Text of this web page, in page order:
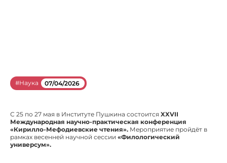
#Наука 07/04/2026
С 25 по 27 мая в Институте Пушкина состоится XXVII
Международная научно-практическая конференция
«Кирилло-Мефодиевские чтения». Мероприятие пройдёт в
рамках весенней научной сессии «Филологический
универсум».